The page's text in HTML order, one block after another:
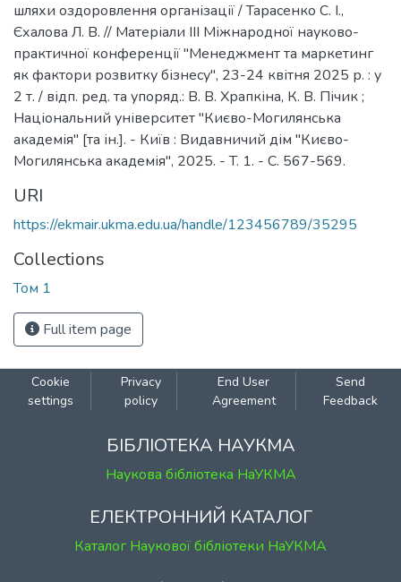
шляхи оздоровлення організації / Тарасенко С. І.,
Єхалова Л. В. // Матеріали ІІІ Міжнародної науково-
практичної конференції "Менеджмент та маркетинг
як фактори розвитку бізнесу", 23-24 квітня 2025 р. : у
2 т. / відп. ред. та упоряд.: В. В. Храпкіна, К. В. Пічик ;
Національний університет "Києво-Могилянська
академія" [та ін.]. - Київ : Видавничий дім "Києво-
Могилянська академія", 2025. - T. 1. - C. 567-569.
URI
https://ekmair.ukma.edu.ua/handle/123456789/35295
Collections
Том 1
Full item page
Cookie
settings
Privacy
policy
End User
Agreement
Send
Feedback
БІБЛІОТЕКА НАУКМА
Наукова бібліотека НаУКМА
ЕЛЕКТРОННИЙ КАТАЛОГ
Каталог Наукової бібліотеки НаУКМА